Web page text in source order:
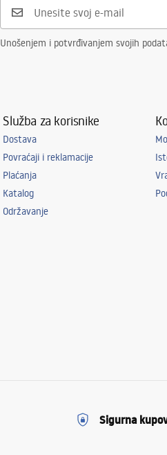
Unošenjem i potvrđivanjem svojih
Služba za korisnike
Dostava
Povraćaji i reklamacije
Plaćanja
Katalog
Održavanje
Sigurna